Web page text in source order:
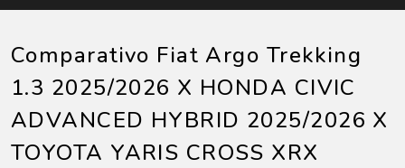
Comparativo Fiat Argo Trekking
1.3 2025/2026 X HONDA CIVIC
ADVANCED HYBRID 2025/2026 X
TOYOTA YARIS CROSS XRX